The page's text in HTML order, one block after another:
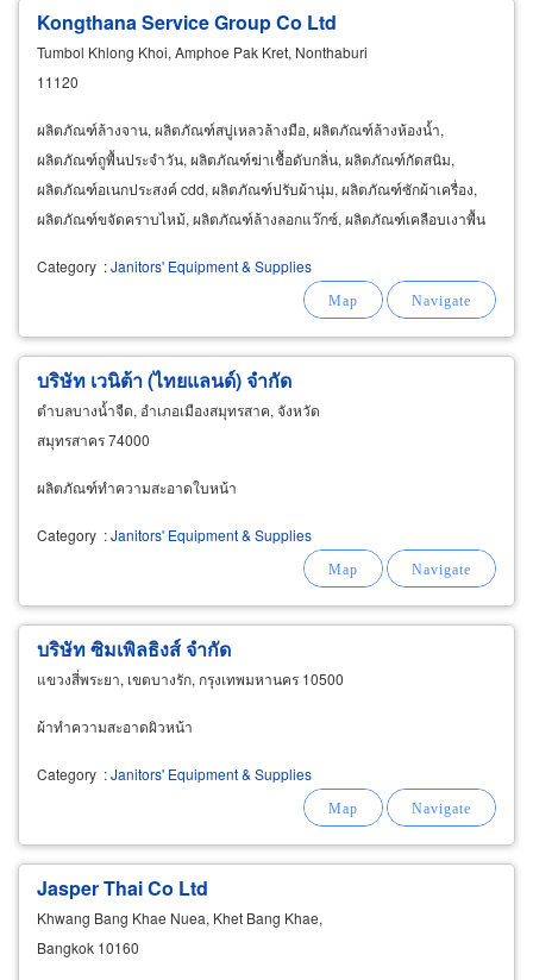
Kongthana Service Group Co Ltd
Tumbol Khlong Khoi, Amphoe Pak Kret, Nonthaburi
11120
ผลิตภัณฑ์ล้างจาน, ผลิตภัณฑ์สบู่เหลวล้างมือ, ผลิตภัณฑ์ล้างห้องน้ำ,
ผลิตภัณฑ์ถูพื้นประจำวัน, ผลิตภัณฑ์ฆ่าเชื้อดับกลิ่น, ผลิตภัณฑ์กัดสนิม,
ผลิตภัณฑ์อเนกประสงค์ cdd, ผลิตภัณฑ์ปรับผ้านุ่ม, ผลิตภัณฑ์ซักผ้าเครื่อง,
ผลิตภัณฑ์ขจัดคราบไหม้, ผลิตภัณฑ์ล้างลอกแว๊กซ์, ผลิตภัณฑ์เคลือบเงาพื้น
Category :Janitors' Equipment & Supplies
บริษัท เวนิต้า (ไทยแลนด์) จำกัด
ตำบลบางน้ำจืด, อำเภอเมืองสมุทรสาค, จังหวัด
สมุทรสาคร 74000
ผลิตภัณฑ์ทำความสะอาดใบหน้า
Category :Janitors' Equipment & Supplies
บริษัท ซิมเพิลธิงส์ จำกัด
แขวงสี่พระยา, เขตบางรัก, กรุงเทพมหานคร 10500
ผ้าทำความสะอาดผิวหน้า
Category :Janitors' Equipment & Supplies
Jasper Thai Co Ltd
Khwang Bang Khae Nuea, Khet Bang Khae,
Bangkok 10160